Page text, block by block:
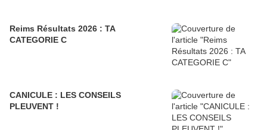
Reims Résultats 2026 : TA
CATEGORIE C
CANICULE : LES CONSEILS
PLEUVENT !